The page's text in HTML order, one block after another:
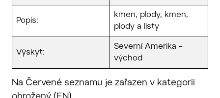
Popis:
kmen, plody, kmen,
plody a listy
Výskyt:
Severní Amerika –
východ
Na Červené seznamu je zařazen v kategorii